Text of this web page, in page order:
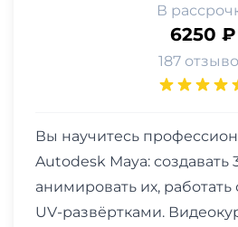
В
6250 ₽
187
Вы научитесь
Autodesk Maya: создавать
анимировать их, работать
UV-развёртками.